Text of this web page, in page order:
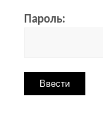
Пароль: